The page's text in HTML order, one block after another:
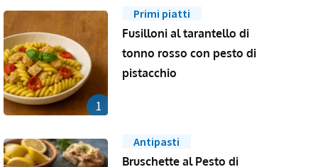
1
Primi piatti
Fusilloni al tarantello di
tonno rosso con pesto di
pistacchio
Antipasti
Bruschette al Pesto di